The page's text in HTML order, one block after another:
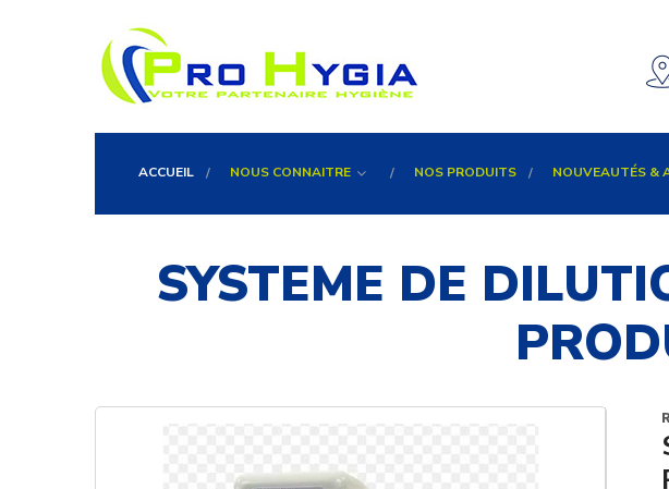
ACCUEIL NOUS CONNAITRE NOS PRODUITS NOUVEAUTÉS &
SYSTEME DE